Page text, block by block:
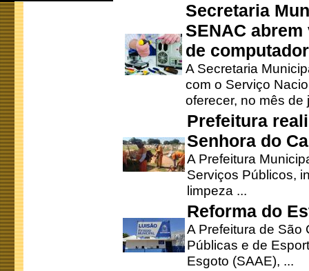
Secretaria
SENAC
de
A Secretaria
com o Serviço
oferecer, no mês de
Prefeitura
Senhora do
A Prefeitura
Serviços Públicos,
limpeza ...
Reforma do
A Prefeitura de São
Públicas e de
Esgoto (SAAE), ...